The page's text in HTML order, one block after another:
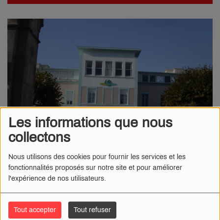
Les informations que nous
collectons
Nous utilisons des cookies pour fournir les services et les
fonctionnalités proposés sur notre site et pour améliorer
l'expérience de nos utilisateurs.
Tout accepter Tout refuser
12 JANVIER 2026
Radio Numéro 1- Selon un communiqué de l’